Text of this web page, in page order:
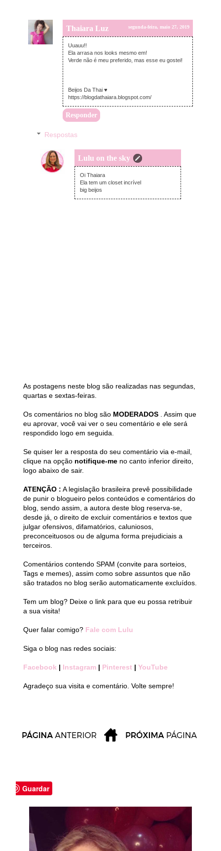
Thaiara Luz segunda-feira, maio 27, 2019
Uuauu!!
Ela arrasa nos looks mesmo em!
Verde não é meu preferido, mas esse eu gostei!
Beijos Da Thai ♥
https://blogdathaiara.blogspot.com/
Responder
Respostas
Lulu on the sky
domingo, junho 16, 2019
Oi Thaiara
Ela tem um closet incrível
big beijos
As postagens neste blog são realizadas nas segundas,
quartas e sextas-feiras.
Os comentários no blog são MODERADOS
. Assim que
eu aprovar, você vai ver o seu comentário e ele será
respondido logo em seguida.
Se quiser ler a resposta do seu comentário via e-mail,
clique na opção notifique-me no canto inferior direito,
logo abaixo de sair.
ATENÇÃO : A legislação brasileira prevê possibilidade
de punir o blogueiro pelos conteúdos e comentários do
blog, sendo assim, a autora deste blog reserva-se,
desde já, o direito de excluir comentários e textos que
julgar ofensivos, difamatórios, caluniosos,
preconceituosos ou de alguma forma prejudiciais a
terceiros.
Comentários contendo SPAM (convite para sorteios,
Tags e memes), assim como sobre assuntos que não
são tratados no blog serão automaticamente excluídos.
Tem um blog? Deixe o link para que eu possa retribuir
a sua visita!
Quer falar comigo? Fale com Lulu
Siga o blog nas redes sociais:
Facebook | Instagram | Pinterest | YouTube
Agradeço sua visita e comentário. Volte sempre!
Guardar